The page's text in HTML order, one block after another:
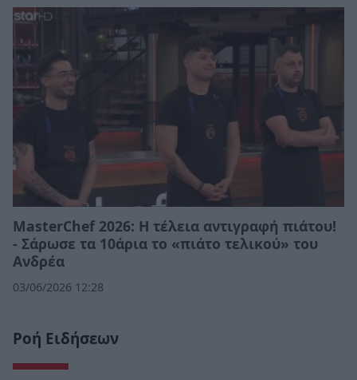
MasterChef 2026: Η τέλεια αντιγραφή πιάτου!
- Σάρωσε τα 10άρια το «πιάτο τελικού» του
Ανδρέα
03/06/2026 12:28
Ροή Ειδήσεων